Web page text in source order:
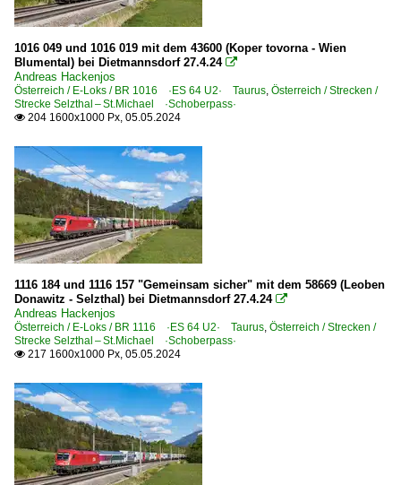
1016 049 und 1016 019 mit dem 43600 (Koper tovorna - Wien
Blumental) bei Dietmannsdorf 27.4.24 
Andreas Hackenjos
Österreich / E-Loks / BR 1016 ·ES 64 U2· Taurus, Österreich / Strecken /
Strecke Selzthal – St.Michael ·Schoberpass·
 204 1600x1000 Px, 05.05.2024
1116 184 und 1116 157 "Gemeinsam sicher" mit dem 58669 (Leoben
Donawitz - Selzthal) bei Dietmannsdorf 27.4.24 
Andreas Hackenjos
Österreich / E-Loks / BR 1116 ·ES 64 U2· Taurus, Österreich / Strecken /
Strecke Selzthal – St.Michael ·Schoberpass·
 217 1600x1000 Px, 05.05.2024